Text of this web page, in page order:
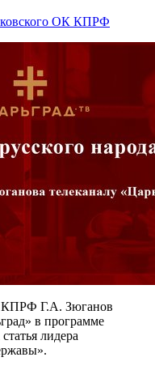
ОК КПРФ
КПРФ Г.А. Зюганов
в программе
лидера